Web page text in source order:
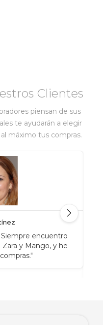
Clientes
piensan de sus
te ayudarán a elegir
máximo tus compras.
Siempre encuentro
y Mango, y he